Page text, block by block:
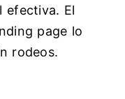
efectiva. El
page lo
rodeos.